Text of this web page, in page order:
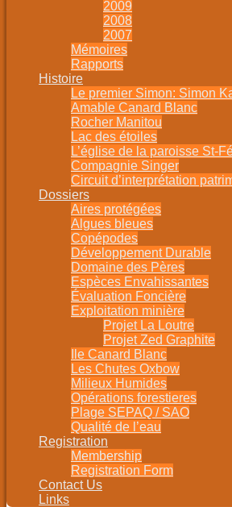
2009
2008
2007
Mémoires
Rapports
Histoire
Le premier Simon: Simon
Amable Canard Blanc
Rocher Manitou
Lac des étoiles
L’église de la paroisse St-
Compagnie Singer
Circuit d’interprétation
Dossiers
Aires protégées
Algues bleues
Copépodes
Développement Durable
Domaine des Pères
Espèces Envahissantes
Évaluation Foncière
Exploitation minière
Projet La Loutre
Projet Zed Graphite
Ile Canard Blanc
Les Chutes Oxbow
Milieux Humides
Opérations forestieres
Plage SEPAQ / SAO
Qualité de l’eau
Registration
Membership
Registration Form
Contact Us
Links